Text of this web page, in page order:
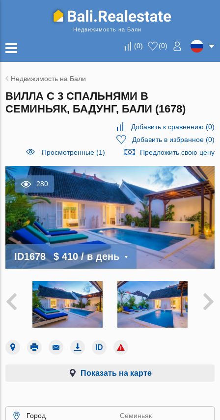
Недвижимость на Бали
(0) (0)
Недвижимость на Бали
ВИЛЛА С 3 СПАЛЬНЯМИ В
СЕМИНЬЯК, БАДУНГ, БАЛИ (1678)
Добавить к сравнению (0)
Добавить в избранное(0)
Просмотренные (1)
Предложить свою цену
280
ID1678 $ 410/ в день
Показать на карте
Город
Семиньяк